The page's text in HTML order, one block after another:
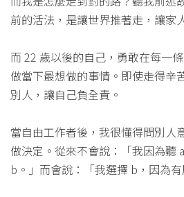
前的活法，是讓世界推著走，讓家
而 22 歲以後的自己，勇敢在每一
做當下最想做的事情。即使走得辛
別人，讓自己負全責。
當自由工作者後，我很懂得問別人
做決定。從來不會說：「我因為聽
b。」而會說：「我選擇 b，因為有